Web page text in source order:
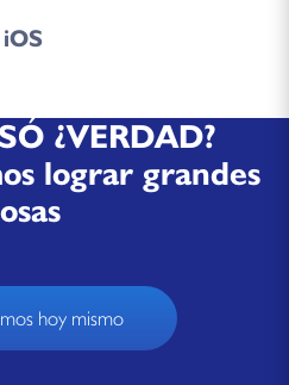
iOS
¿VERDAD?
lograr grandes
hoy mismo